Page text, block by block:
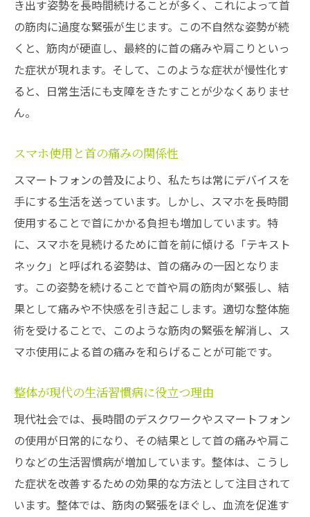
き出す姿勢を長時間続けることが多く、これによって首
の筋肉に過度な緊張が生じます。この不自然な姿勢が続
くと、筋肉が硬直し、最終的に首の痛みや肩こりといっ
た症状が現れます。そして、このような症状が慢性化す
ると、日常生活にも支障をきたすことが少なくありませ
ん。
スマホ使用と首の痛みの関係性
スマートフォンの普及により、私たちは常にデバイスを
手にする生活を送っています。しかし、スマホを長時間
使用することで首にかかる負担も増加しています。特
に、スマホを見続けるために首を前に傾ける「テキスト
ネック」と呼ばれる姿勢は、首の痛みの一因となりま
す。この姿勢を続けることで首や肩の筋肉が緊張し、結
果として痛みや不快感を引き起こします。適切な整体施
術を受けることで、このような筋肉の緊張を解消し、ス
マホ使用による首の痛みを和らげることが可能です。
整体が現代の生活習慣病に役立つ理由
現代社会では、長時間のデスクワークやスマートフォン
の使用が日常的になり、その結果として首の痛みや肩こ
りなどの生活習慣病が増加しています。整体は、こうし
た症状を改善するための効果的な方法として注目されて
います。整体では、筋肉の緊張をほぐし、血流を促進す